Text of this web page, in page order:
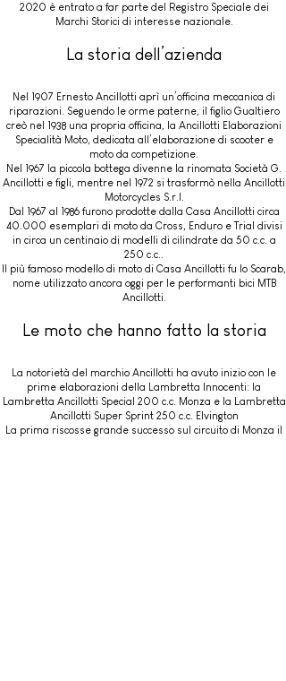
2020 è entrato a far parte del Registro Speciale dei
Marchi Storici di interesse nazionale.
La storia dell’azienda
Nel 1907 Ernesto Ancillotti aprì un’officina meccanica di
riparazioni. Seguendo le orme paterne, il figlio Gualtiero
creò nel 1938 una propria officina, la Ancillotti Elaborazioni
Specialità Moto, dedicata all’elaborazione di scooter e
moto da competizione.
Nel 1967 la piccola bottega divenne la rinomata Società G.
Ancillotti e figli, mentre nel 1972 si trasformò nella Ancillotti
Motorcycles S.r.l.
Dal 1967 al 1986 furono prodotte dalla Casa Ancillotti circa
40.000 esemplari di moto da Cross, Enduro e Trial divisi
in circa un centinaio di modelli di cilindrate da 50 c.c. a
250 c.c..
Il più famoso modello di moto di Casa Ancillotti fu lo Scarab,
nome utilizzato ancora oggi per le performanti bici MTB
Ancillotti.
Le moto che hanno fatto la storia
La notorietà del marchio Ancillotti ha avuto inizio con le
prime elaborazioni della Lambretta Innocenti: la
Lambretta Ancillotti Special 200 c.c. Monza e la Lambretta
Ancillotti Super Sprint 250 c.c. Elvington
La prima riscosse grande successo sul circuito di Monza il